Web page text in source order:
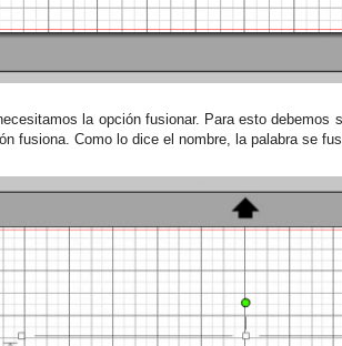
la opción fusionar. Para esto debemos
fusiona. Como lo dice el nombre, la palabra se